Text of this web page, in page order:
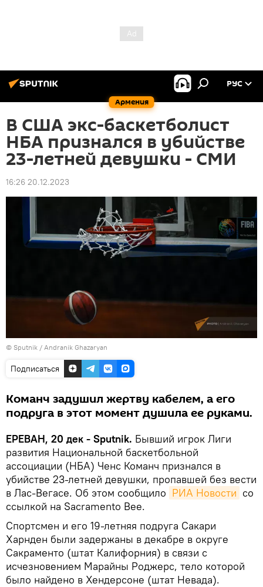
Армения
РУС
В США экс-баскетболист
НБА признался в убийстве
23-летней девушки - СМИ
16:26 20.12.2023
© Sputnik / Andranik Ghazaryan
Подписаться
Команч задушил жертву кабелем, а его
подруга в этот момент душила ее руками.
ЕРЕВАН, 20 дек - Sputnik. Бывший игрок Лиги
развития Национальной баскетбольной
ассоциации (НБА) Ченс Команч признался в
убийстве 23-летней девушки, пропавшей без вести
в Лас-Вегасе․ Об этом сообщило РИА Новости со
ссылкой на Sacramento Bee.
Спортсмен и его 19-летняя подруга Сакари
Харнден были задержаны в декабре в округе
Сакраменто (штат Калифорния) в связи с
исчезновением Марайны Роджерс, тело которой
было найдено в Хендерсоне (штат Невада).